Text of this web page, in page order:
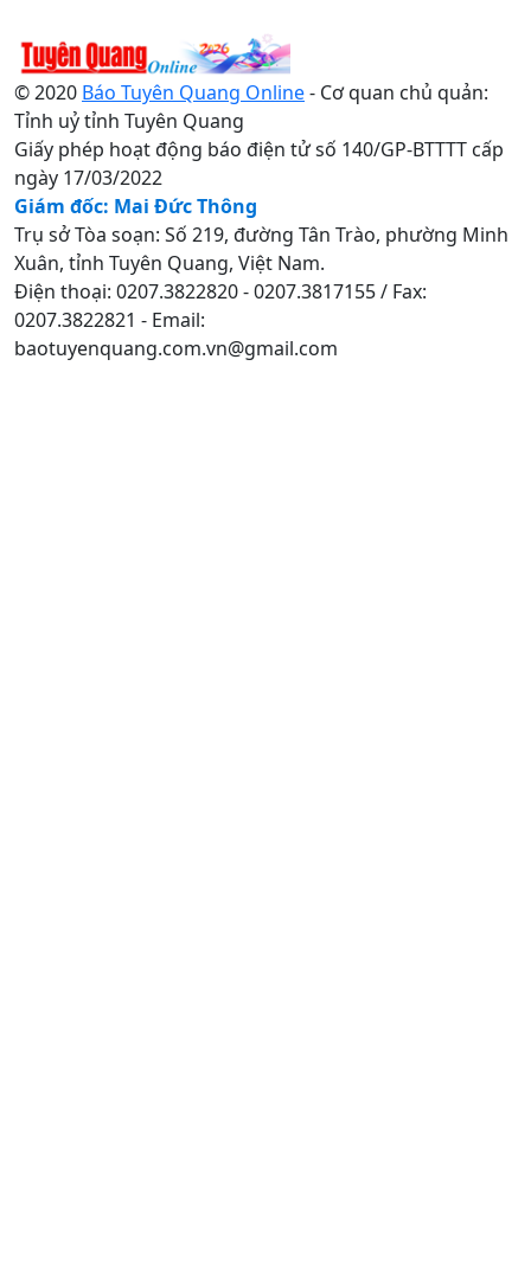
© 2020 Báo Tuyên Quang Online- Cơ quan chủ quản:
Tỉnh uỷ tỉnh Tuyên Quang
Giấy phép hoạt động báo điện tử số 140/GP-BTTTT cấp
ngày 17/03/2022
Giám đốc: Mai Đức Thông
Trụ sở Tòa soạn: Số 219, đường Tân Trào, phường Minh
Xuân, tỉnh Tuyên Quang, Việt Nam.
Điện thoại: 0207.3822820 - 0207.3817155 / Fax:
0207.3822821 - Email:
baotuyenquang.com.vn@gmail.com